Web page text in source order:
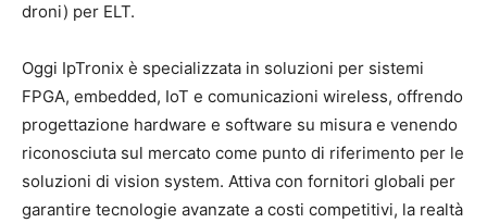
droni) per ELT.
Oggi IpTronix è specializzata in soluzioni per sistemi
FPGA, embedded, IoT e comunicazioni wireless, offrendo
progettazione hardware e software su misura e venendo
riconosciuta sul mercato come punto di riferimento per le
soluzioni di vision system. Attiva con fornitori globali per
garantire tecnologie avanzate a costi competitivi, la realtà